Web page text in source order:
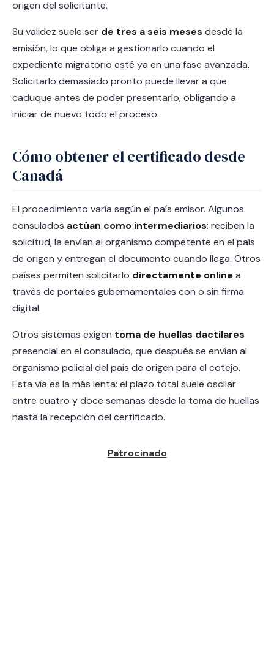
origen del solicitante.
Su validez suele ser de tres a seis meses desde la
emisión, lo que obliga a gestionarlo cuando el
expediente migratorio esté ya en una fase avanzada.
Solicitarlo demasiado pronto puede llevar a que
caduque antes de poder presentarlo, obligando a
iniciar de nuevo todo el proceso.
Cómo obtener el certificado desde
Canadá
El procedimiento varía según el país emisor. Algunos
consulados actúan como intermediarios: reciben la
solicitud, la envían al organismo competente en el país
de origen y entregan el documento cuando llega. Otros
países permiten solicitarlo directamente online a
través de portales gubernamentales con o sin firma
digital.
Otros sistemas exigen toma de huellas dactilares
presencial en el consulado, que después se envían al
organismo policial del país de origen para el cotejo.
Esta vía es la más lenta: el plazo total suele oscilar
entre cuatro y doce semanas desde la toma de huellas
hasta la recepción del certificado.